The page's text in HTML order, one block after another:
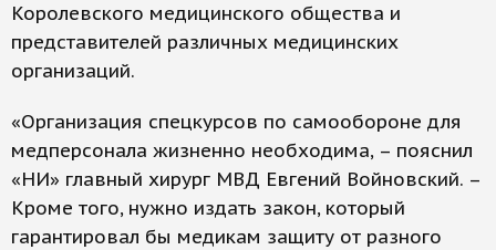
Королевского медицинского общества и
представителей различных медицинских
организаций.
«Организация спецкурсов по самообороне для
медперсонала жизненно необходима, – пояснил
«НИ» главный хирург МВД Евгений Войновский. –
Кроме того, нужно издать закон, который
гарантировал бы медикам защиту от разного